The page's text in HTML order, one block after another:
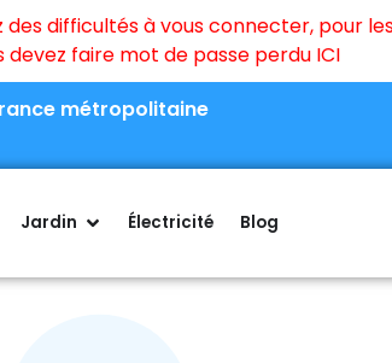
difficultés à vous connecter, pour
faire mot de passe perdu ICI
métropolitaine
Jardin Électricité Blog